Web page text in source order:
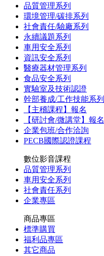
品質管理系列
環境管理/碳排系列
社會責任/驗廠系列
永續議題系列
車用安全系列
資訊安全系列
醫療器材管理系列
食品安全系列
實驗室及技術認證
幹部養成/工作技能系列
【主稽課程】報名
【研討會/微講堂】報名
企業包班/合作洽詢
PECB國際認證課程
數位影音課程
品質管理系列
車用安全系列
社會責任系列
企業專區
商品專區
標準購買
福利品專區
其它商品